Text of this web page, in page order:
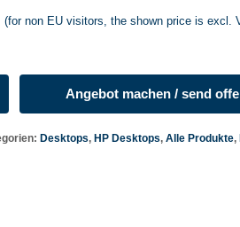
non EU visitors, the shown price is excl.
Angebot machen / send
Desktops, HP Desktops, Alle Produkte,